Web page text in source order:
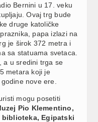
Bernini u 17. veku
Ovaj trg bude
druge katoličke
papa izlazi na
je širok 372 metra i
sa statuama svetaca.
a u sredini trga se
metara koji je
nove ere.
mogu posetiti
Pio Klementino,
biblioteka, Egipatski